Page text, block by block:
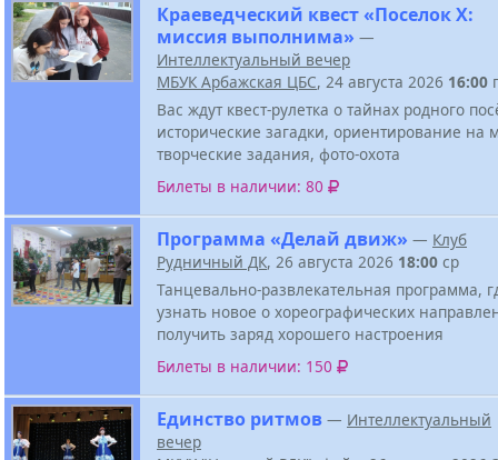
Краеведческий квест «Поселок Х:
миссия выполнима» —
Интеллектуальный вечер
МБУК Арбажская ЦБС, 24 августа 2026 16:00
Вас ждут квест-рулетка о тайнах родного
исторические загадки, ориентирование на
творческие задания, фото-охота
Билеты в наличии: 80
Программа «Делай движ» — Клуб
Рудничный ДК, 26 августа 2026 18:00 ср
Танцевально-развлекательная программа,
узнать новое о хореографических
получить заряд хорошего настроения
Билеты в наличии: 150
Единство ритмов — Интеллектуальный
вечер